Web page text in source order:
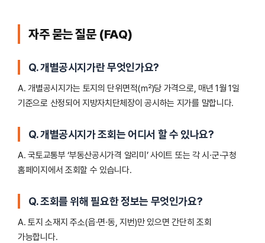
자주 묻는 질문 (FAQ)
Q. 개별공시지가란 무엇인가요?
A. 개별공시지가는 토지의 단위면적(㎡)당 가격으로, 매년 1월 1일
기준으로 산정되어 지방자치단체장이 공시하는 지가를 말합니다.
Q. 개별공시지가 조회는 어디서 할 수 있나요?
A. 국토교통부 ‘부동산공시가격 알리미’ 사이트 또는 각 시·군·구청
홈페이지에서 조회할 수 있습니다.
Q. 조회를 위해 필요한 정보는 무엇인가요?
A. 토지 소재지 주소(읍·면·동, 지번)만 있으면 간단히 조회
가능합니다.